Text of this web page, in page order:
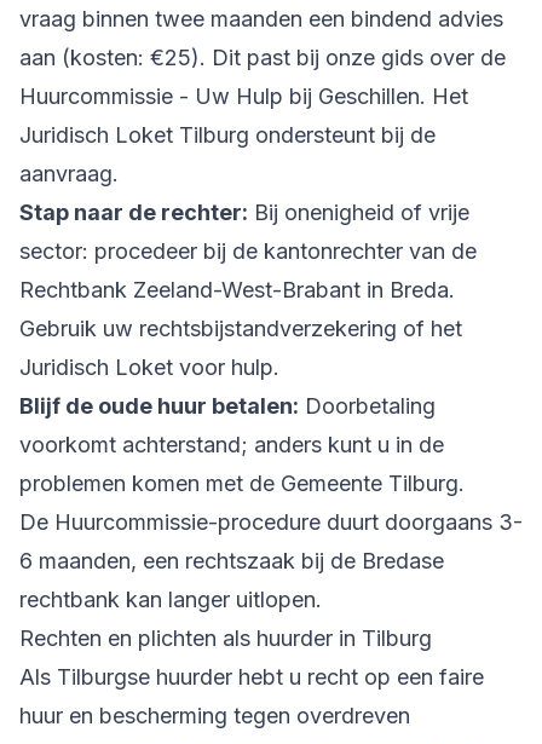
vraag binnen twee maanden een bindend advies
aan (kosten: €25). Dit past bij onze gids over de
Huurcommissie - Uw Hulp bij Geschillen. Het
Juridisch Loket Tilburg ondersteunt bij de
aanvraag.
Stap naar de rechter: Bij onenigheid of vrije
sector: procedeer bij de kantonrechter van de
Rechtbank Zeeland-West-Brabant in Breda.
Gebruik uw rechtsbijstandverzekering of het
Juridisch Loket voor hulp.
Blijf de oude huur betalen: Doorbetaling
voorkomt achterstand; anders kunt u in de
problemen komen met de Gemeente Tilburg.
De Huurcommissie-procedure duurt doorgaans 3-
6 maanden, een rechtszaak bij de Bredase
rechtbank kan langer uitlopen.
Rechten en plichten als huurder in Tilburg
Als Tilburgse huurder hebt u recht op een faire
huur en bescherming tegen overdreven